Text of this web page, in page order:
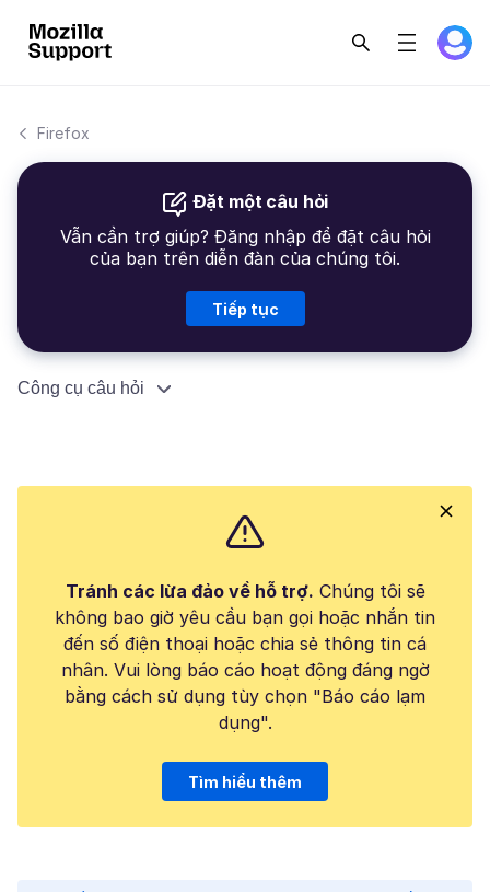
Firefox
Đặt một câu hỏi
Vẫn cần trợ giúp? Đăng nhập để đặt câu hỏi
của bạn trên diễn đàn của chúng tôi.
Tiếp tục
Công cụ câu hỏi
Tránh các lừa đảo về hỗ trợ. Chúng tôi sẽ
không bao giờ yêu cầu bạn gọi hoặc nhắn tin
đến số điện thoại hoặc chia sẻ thông tin cá
nhân. Vui lòng báo cáo hoạt động đáng ngờ
bằng cách sử dụng tùy chọn "Báo cáo lạm
dụng".
Tìm hiểu thêm